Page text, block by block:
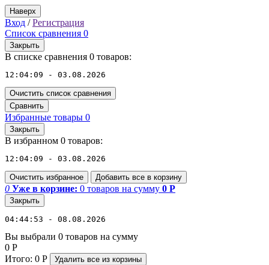
Наверх
Вход /Регистрация
Список сравнения 0
Закрыть
В списке сравнения 0 товаров:
12:04:09 - 03.08.2026
Очистить список сравнения
Сравнить
Избранные товары 0
Закрыть
В избранном 0 товаров:
12:04:09 - 03.08.2026
Очистить избранное Добавить все в корзину
0 Уже в корзине: 0 товаров на сумму 0 Р
Закрыть
04:44:53 - 08.08.2026
Вы выбрали 0 товаров на сумму
0 Р
Итого: 0 Р Удалить все из корзины